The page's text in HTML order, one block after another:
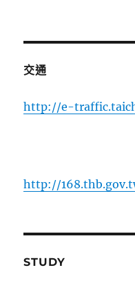
交通
http://e-
http://
STUDY